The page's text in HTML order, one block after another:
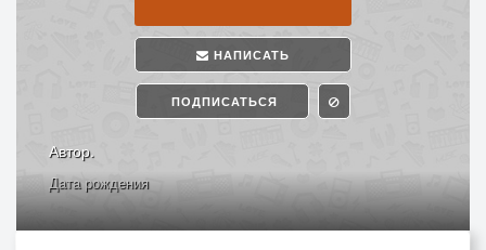
НАПИСАТЬ
ПОДПИСАТЬСЯ
Автор.
Дата рождения